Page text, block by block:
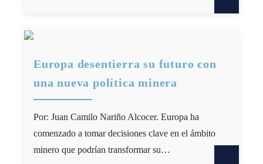
Europa desentierra su futuro con
una nueva política minera
Por: Juan Camilo Nariño Alcocer. Europa ha
comenzado a tomar decisiones clave en el ámbito
minero que podrían transformar su…